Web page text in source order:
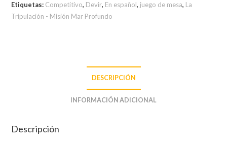
Etiquetas: Competitivo, Devir, En español, juego de mesa, La
Tripulación - Misión Mar Profundo
DESCRIPCIÓN
INFORMACIÓN ADICIONAL
Descripción